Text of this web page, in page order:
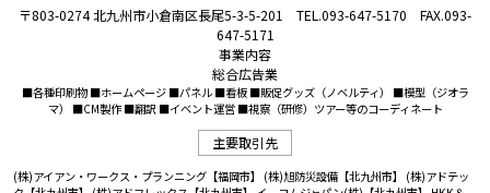
〒803-0274 北九州市小倉南区長尾5-3-5-201 TEL.093-647-5170 FAX.093-
647-5171
事業内容
総合広告業
■各種印刷物 ■ホームページ ■パネル ■看板 ■販促グッズ（ノベルティ） ■模型（ジオラ
マ） ■CM製作 ■翻訳 ■イベント運営 ■視察（研修）ツアー等のコーディネート
主要取引先
(株)アイアン・ワークス・プランニング【福岡市】 (株)旭防災設備【北九州市】 (株)アドテッ